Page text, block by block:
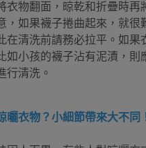
衣物翻面，晾乾和折疊時再
，如果襪子捲曲起來，就很
在清洗前請務必拉平。如果
如小孩的襪子沾有泥漬，則
行清洗。
曬衣物？小細節帶來大不同